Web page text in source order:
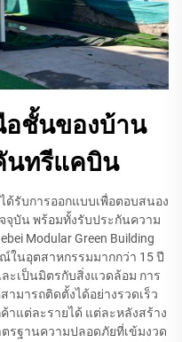
อชั้นของบ้าน
นทรีแคบิน
รับการออกแบบเพื่อตอบสนอง
จุบัน พร้อมทั้งรับประกันความ
Modular Green Building
ในอุตสาหกรรมมากกว่า 15 ปี
เป็นมิตรกับสิ่งแวดล้อม การ
มารถติดตั้งได้อย่างรวดเร็ว
าแต่ละรายได้ แต่ละหลังสร้าง
รฐานความปลอดภัยที่เข้มงวด